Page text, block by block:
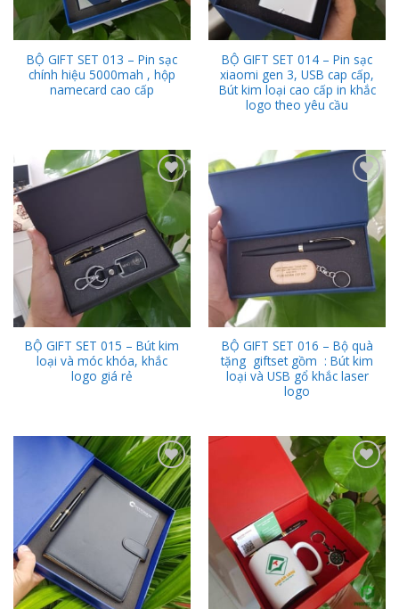
BỘ GIFT SET 013 – Pin sạc
chính hiệu 5000mah , hộp
namecard cao cấp
BỘ GIFT SET 014 – Pin sạc
xiaomi gen 3, USB cap cấp,
Bút kim loại cao cấp in khắc
logo theo yêu cầu
Add to
Wishlist
BỘ GIFT SET 015 – Bút kim
loại và móc khóa, khắc
logo giá rẻ
Add to
Wishlist
BỘ GIFT SET 016 – Bộ quà
tặng giftset gồm : Bút kim
loại và USB gổ khắc laser
logo
Add to
Wishlist
Add to
Wishlist